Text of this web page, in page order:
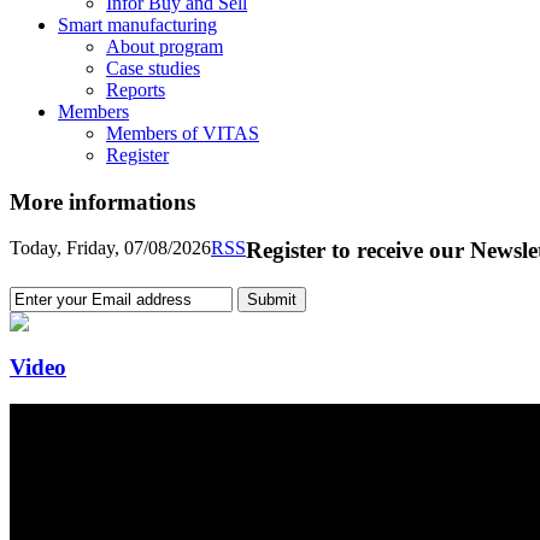
Smart manufacturing
About program
Case studies
Reports
Members
Members of VITAS
Register
More informations
Today, Friday, 07/08/2026RSSRegister to receive our
Video